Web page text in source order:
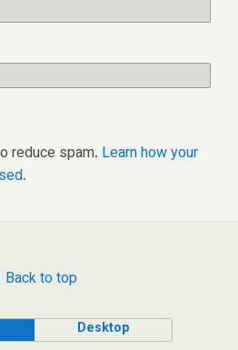
reduce spam. Learn how your
Back to top
Desktop